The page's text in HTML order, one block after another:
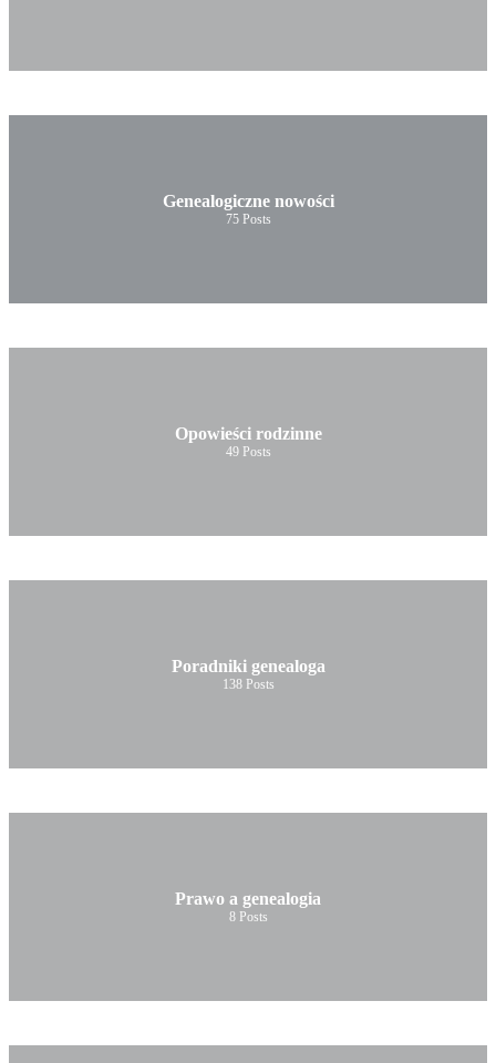
Genealogiczne nowości
75 Posts
Opowieści rodzinne
49 Posts
Poradniki genealoga
138 Posts
Prawo a genealogia
8 Posts